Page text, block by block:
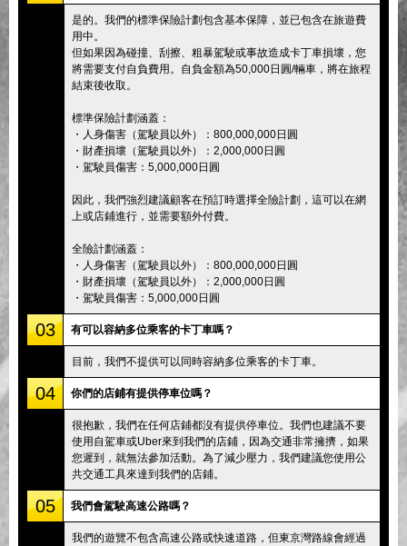
是的。我們的標準保險計劃包含基本保障，並已包含在旅遊費
用中。
但如果因為碰撞、刮擦、粗暴駕駛或事故造成卡丁車損壞，您
將需要支付自負費用。自負金額為50,000日圓/輛車，將在旅程
結束後收取。
標準保險計劃涵蓋：
・人身傷害（駕駛員以外）：800,000,000日圓
・財產損壞（駕駛員以外）：2,000,000日圓
・駕駛員傷害：5,000,000日圓
因此，我們強烈建議顧客在預訂時選擇全險計劃，這可以在網
上或店鋪進行，並需要額外付費。
全險計劃涵蓋：
・人身傷害（駕駛員以外）：800,000,000日圓
・財產損壞（駕駛員以外）：2,000,000日圓
・駕駛員傷害：5,000,000日圓
03 有可以容納多位乘客的卡丁車嗎？
目前，我們不提供可以同時容納多位乘客的卡丁車。
04 你們的店鋪有提供停車位嗎？
很抱歉，我們在任何店鋪都沒有提供停車位。我們也建議不要
使用自駕車或Uber來到我們的店鋪，因為交通非常擁擠，如果
您遲到，就無法參加活動。為了減少壓力，我們建議您使用公
共交通工具來達到我們的店鋪。
05 我們會駕駛高速公路嗎？
我們的遊覽不包含高速公路或快速道路，但東京灣路線會經過